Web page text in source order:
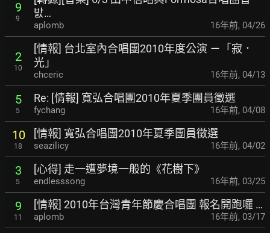
9
9
밠…
aplomb 16年前, 04/26
2
10
[情報] 台北室內合唱團2010年度公演 －「寂．
光」
chceric 16年前, 04/13
5
5
Re: [情報] 寬弘合唱團2010年夏季團員徵選
fychang 16年前, 04/08
10
18
[情報] 寬弘合唱團2010年夏季團員徵選
seazilicy 16年前, 04/02
3
5
[心得] 走一遭夢境一般的《花樹下》
endlesssong 16年前, 03/25
9
11
[情報] 2010年台灣青年節慶合唱團 報名開跑囉 …
aplomb 16年前, 03/17